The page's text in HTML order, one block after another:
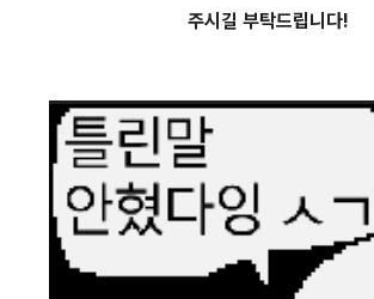
주시길 부탁드립니다!